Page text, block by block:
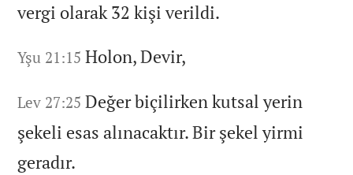
vergi olarak 32 kişi verildi.
Yşu 21:15 Holon,Devir,
Lev 27:25 Değer biçilirken kutsal yerin
şekeli esas alınacaktır.Bir şekel yirmi
geradır.